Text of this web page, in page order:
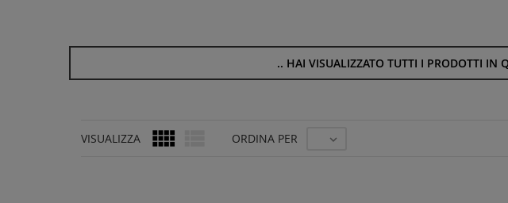
.. HAI VISUALIZZATO TUTTI I PRODOTTI IN
VISUALIZZA  ORDINA PER 